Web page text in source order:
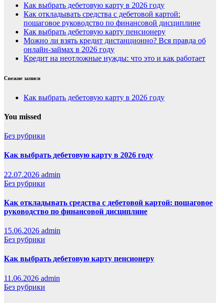
Как выбрать дебетовую карту в 2026 году
Как откладывать средства с дебетовой картой:
пошаговое руководство по финансовой дисциплине
Как выбрать дебетовую карту пенсионеру
Можно ли взять кредит дистанционно? Вся правда об
онлайн-займах в 2026 году
Кредит на неотложные нужды: что это и как работает
Свежие записи
Как выбрать дебетовую карту в 2026 году
You missed
Без рубрики
Как выбрать дебетовую карту в 2026 году
22.07.2026 admin
Без рубрики
Как откладывать средства с дебетовой картой: пошаговое
руководство по финансовой дисциплине
15.06.2026 admin
Без рубрики
Как выбрать дебетовую карту пенсионеру
11.06.2026 admin
Без рубрики